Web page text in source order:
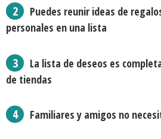
Puedes reunir ideas de
personales en una lista
La lista de deseos es
de tiendas
Familiares y amigos no